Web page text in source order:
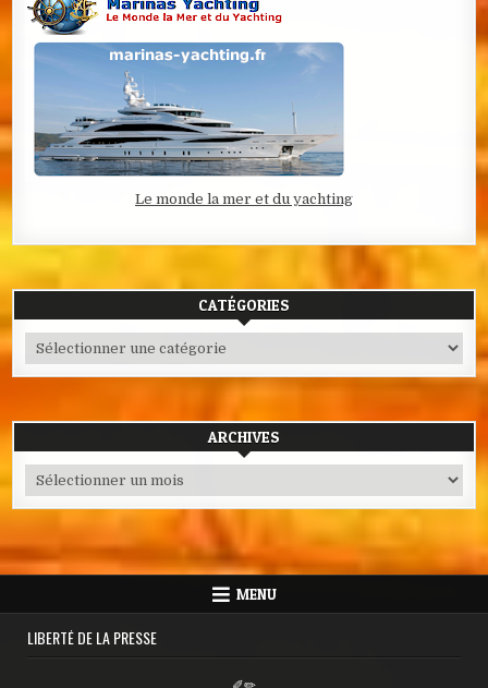
Le monde la mer et du yachting
CATÉGORIES
Catégories
ARCHIVES
Archives
MENU
LIBERTÉ DE LA PRESSE